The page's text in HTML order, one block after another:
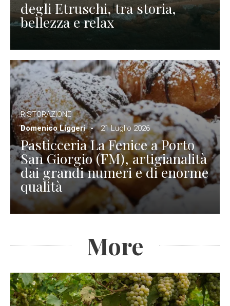
degli Etruschi, tra storia,
bellezza e relax
RISTORAZIONE
Domenico Liggeri
21 Luglio 2026
Pasticceria La Fenice a Porto
San Giorgio (FM), artigianalità
dai grandi numeri e di enorme
qualità
More